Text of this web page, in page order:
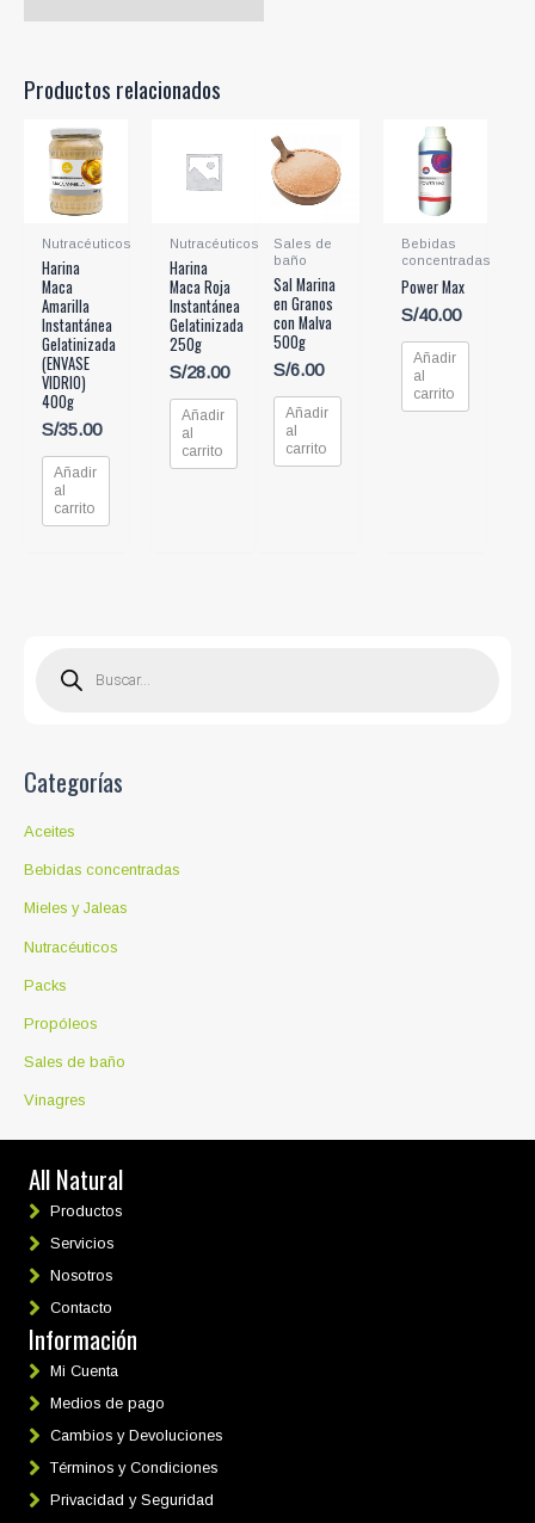
e
p
o
d
c
s
Categorías
Aceites
Bebidas concentradas
Mieles y Jaleas
Nutracéuticos
Packs
Propóleos
Sales de baño
Vinagres
Productos relacionados
Nutracéuticos
Harina
Maca
Amarilla
Instantánea
Gelatinizada
(ENVASE
VIDRIO)
400g
S/35.00
Añadir
al
carrito
Nutracéuticos
Harina
Maca Roja
Instantánea
Gelatinizada
250g
S/28.00
Añadir
al
carrito
Sales de
baño
Sal Marina
en Granos
con Malva
500g
S/6.00
Añadir
al
carrito
Bebidas
concentradas
Power Max
S/40.00
Añadir
al
carrito
All Natural
Productos
Servicios
Nosotros
Contacto
Información
Mi Cuenta
Medios de pago
Cambios y Devoluciones
Términos y Condiciones
Privacidad y Seguridad